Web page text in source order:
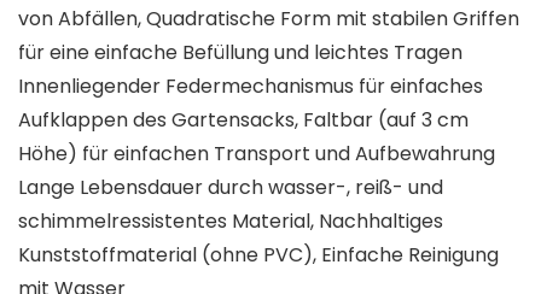
von Abfällen, Quadratische Form mit stabilen Griffen
für eine einfache Befüllung und leichtes Tragen
Innenliegender Federmechanismus für einfaches
Aufklappen des Gartensacks, Faltbar (auf 3 cm
Höhe) für einfachen Transport und Aufbewahrung
Lange Lebensdauer durch wasser-, reiß- und
schimmelressistentes Material, Nachhaltiges
Kunststoffmaterial (ohne PVC), Einfache Reinigung